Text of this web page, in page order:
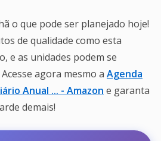
o que pode ser planejado hoje!
de qualidade como esta
e as unidades podem se
agora mesmo a Agenda
Anual ... - Amazon e garanta
demais!